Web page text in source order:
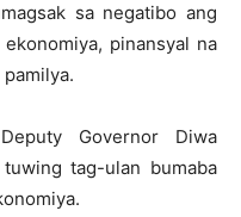
sa negatibo ang
pinansyal na
Governor Diwa
tag-ulan bumaba